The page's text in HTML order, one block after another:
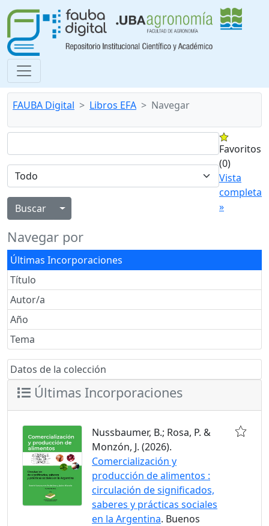
FAUBA Digital Libros EFA Navegar
Alternar menú desplegable
Favoritos
(0)
Vista
completa
»
Navegar por
Últimas Incorporaciones
Título
Autor/a
Año
Tema
Datos de la colección
Últimas Incorporaciones
Nussbaumer, B.; Rosa, P. &
Monzón, J. (2026).
Comercialización y
producción de alimentos :
circulación de significados,
saberes y prácticas sociales
en la Argentina. Buenos